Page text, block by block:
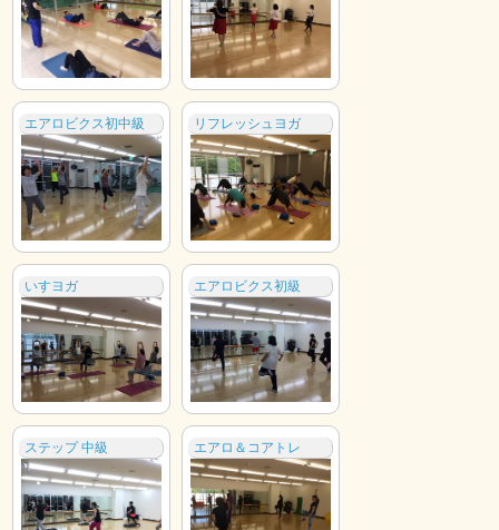
エアロビクス初中級 リフレッシュヨガ
いすヨガ エアロビクス初級
ステップ 中級 エアロ＆コアトレ